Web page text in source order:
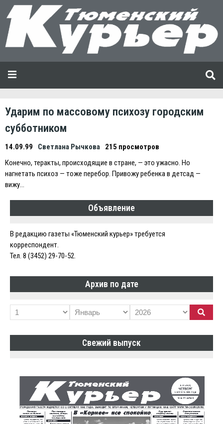
Ударим по массовому психозу городским
субботником
14.09.99 Светлана Рычкова
215 просмотров
Конечно, теракты, происходящие в стране, — это ужасно. Но
нагнетать психоз — тоже перебор. Привожу ребенка в детсад —
вижу…
Объявление
В редакцию газеты «Тюменский курьер» требуется
корреспондент.
Тел. 8 (3452) 29-70-52.
Архив по дате
Свежий выпуск